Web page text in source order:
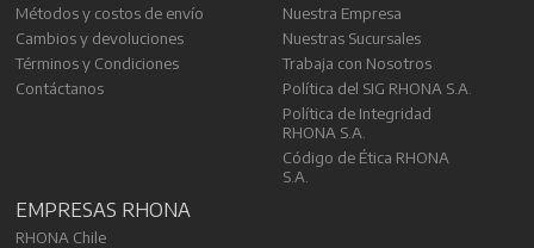
Métodos y costos de envío
Cambios y devoluciones
Términos y Condiciones
Contáctanos
Nuestra Empresa
Nuestras Sucursales
Trabaja con Nosotros
Política del SIG RHONA S.A.
Política de Integridad
RHONA S.A.
Código de Ética RHONA
S.A.
EMPRESAS RHONA
RHONA Chile